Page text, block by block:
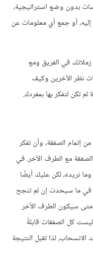
بدون وضع استراتيجية،
أو جمع أي معلومات عن
في الفريق ومع
الآخرين وكيف
لتفكر بها بمفردك.
إتمام الصفقة، وأن تفكر
مع الطرف الآخر. في
نريده، لكن عليك أيضًا
في ما سيحدث إن لم تنجح
متى سيكون الطرف الآخر
كل الصفقات قابلةً
لذا تقبل النتيجة